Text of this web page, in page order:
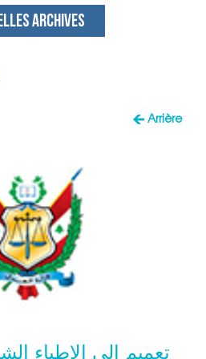
ARCHIVES
Arrière
تعميم الى الاطباء